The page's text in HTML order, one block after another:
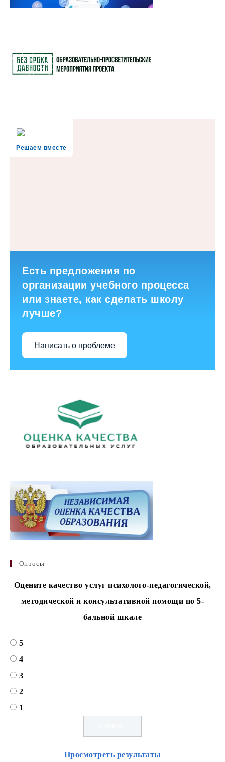
Решаем вместе
Есть предложения по
организации учебного процесса
или знаете, как сделать школу
лучше?
Написать о проблеме
Опросы
Оцените качество услуг психолого-педагогической,
методической и консультативной помощи по 5-
бальной шкале
5
4
3
2
1
Просмотреть результаты